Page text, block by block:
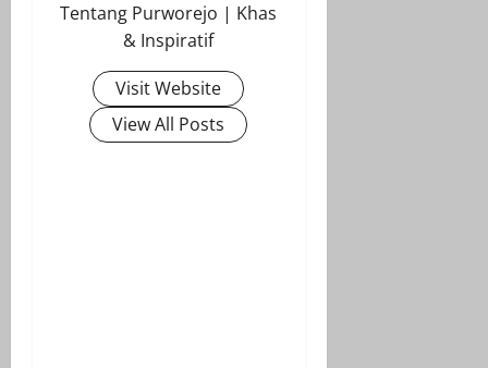
Tentang Purworejo | Khas
& Inspiratif
Visit Website
View All Posts